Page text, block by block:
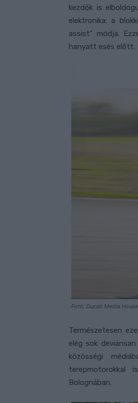
kezdők is
elektronika: a
assist” módja.
hanyatt esés előtt.
Fotó: Ducati Media House
Természetesen
elég sok
közösségi
terepmotorokkal
Bolognában.